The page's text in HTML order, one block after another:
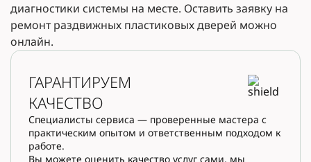
диагностики системы на месте. Оставить заявку на
ремонт раздвижных пластиковых дверей можно
онлайн.
ГАРАНТИРУЕМ
КАЧЕСТВО
Специалисты сервиса — проверенные мастера с
практическим опытом и ответственным подходом к
работе.
Вы можете оценить качество услуг сами, мы